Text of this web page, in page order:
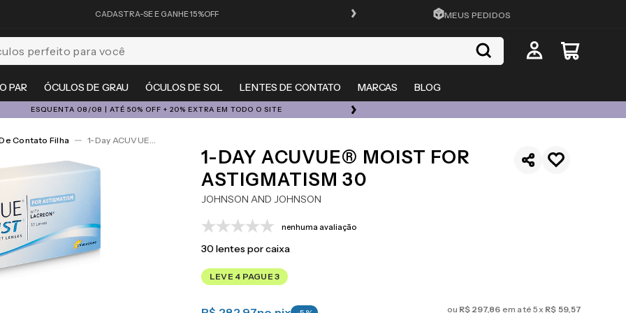
CADASTRA-SE E GANHE 15%OFF FRETE GRÁTIS EM TODO O SITE
MEUS PEDIDOS
PAR ÓCULOS DE GRAU ÓCULOS DE SOL LENTES DE CONTATO MARCAS BLOG
para você
ESQUENTA 08/08 | ATÉ 50% OFF + 20% EXTRA EM TODO O SITE ÓCULOS DE GRAU, SOL E LENTES COM ATÉ 50% OFF + 20% EXTRA
Contato Filha 1-Day ACUVUE® Moist For Astigmatism 30
1-DAY ACUVUE® MOIST FOR
ASTIGMATISM 30
JOHNSON AND JOHNSON
nenhuma avaliação
30lentes por caixa
LEVE 4 PAGUE 3
ou R$ 297,86 em até5x R$ 59,57